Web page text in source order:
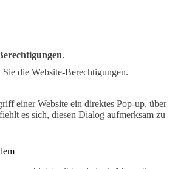
.
die Website-Berechtigungen.
einer Website ein direktes Pop-up, über
es sich, diesen Dialog aufmerksam zu